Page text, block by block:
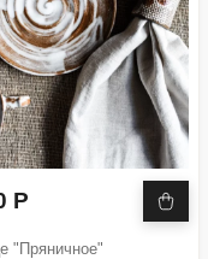
Р
"Пряничное"